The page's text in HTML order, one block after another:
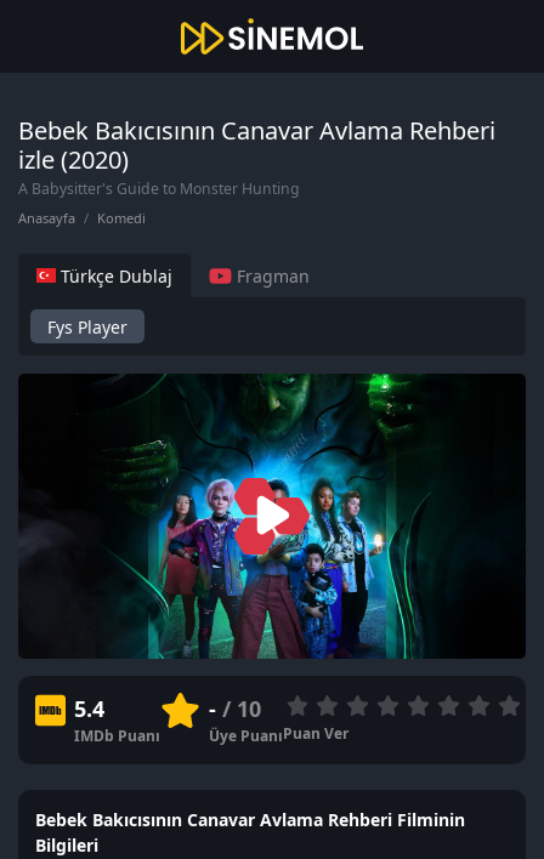
Bebek Bakıcısının Canavar Avlama Rehberi
izle (2020)
A Babysitter's Guide to Monster Hunting
Anasayfa Komedi
Türkçe Dublaj Fragman
Fys Player
5.4
IMDb Puanı
-/ 10
Üye PuanıPuan Ver
Bebek Bakıcısının Canavar Avlama Rehberi Filminin
Bilgileri